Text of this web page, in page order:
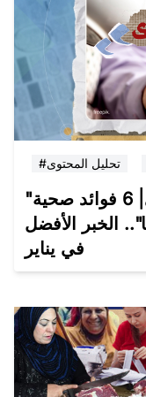
#تحليل المحتوى
"أخبار سعيدة لمحبي الشاي| 6 فوائد صحية
الخبر الأفضل
في يناير